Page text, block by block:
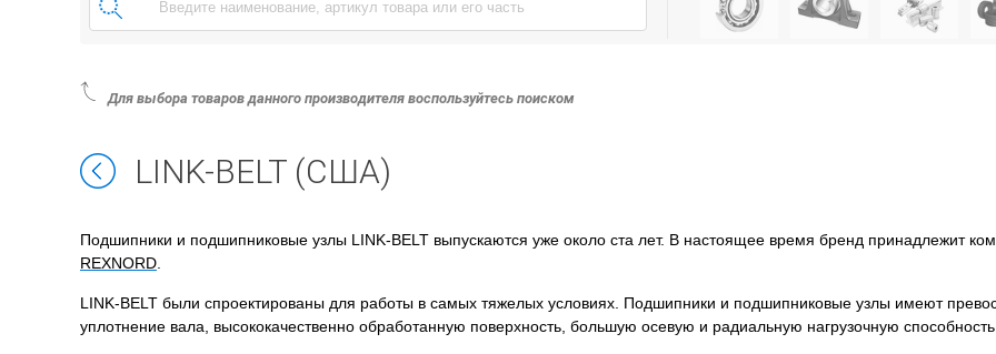
Для выбора товаров данного производителя воспользуйтесь поиском
LINK-BELT (США)
Подшипники и подшипниковые узлы LINK-BELT выпускаются уже около ста лет. В настоящее время бренд принадлежит
REXNORD
LINK-BELT были спроектированы для работы в самых тяжелых условиях. Подшипники и подшипниковые узлы имеют
уплотнение вала, высококачественно обработанную поверхность, большую осевую и радиальную нагрузочную способность.